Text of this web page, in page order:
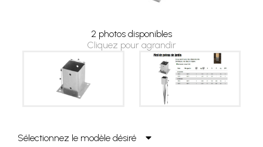
2 photos disponibles
Cliquez pour agrandir
Sélectionnez le modèle désiré